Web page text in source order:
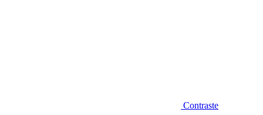
Contraste